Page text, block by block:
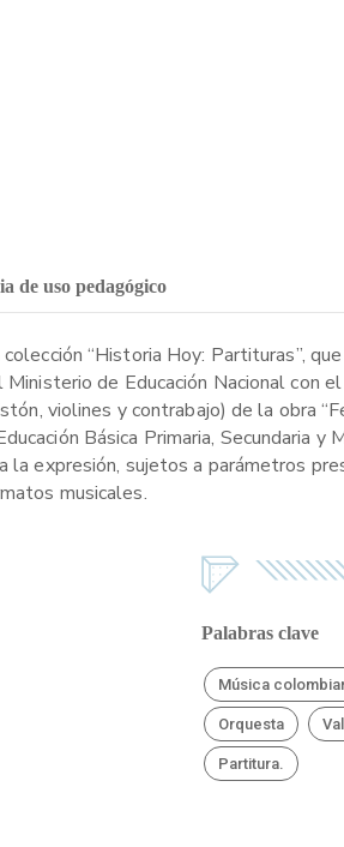
de uso pedagógico
“Historia Hoy: Partituras”,
de Educación Nacional con
violines y contrabajo) de la obra
Básica Primaria, Secundaria
expresión, sujetos a parámetros
musicales.
Palabras clave
Música
Orquesta
Partitura.